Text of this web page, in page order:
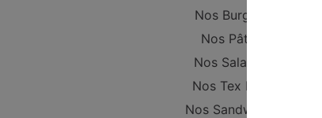
Nos Burgers
Nos Pâtes
Nos Salades
Nos Tex Mex
Nos Sandwichs